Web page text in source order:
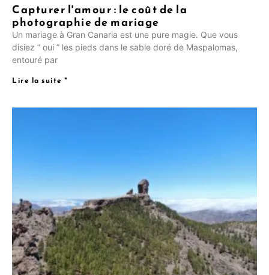
Capturer l'amour : le coût de la
photographie de mariage
Un mariage à Gran Canaria est une pure magie. Que vous
disiez “ oui ” les pieds dans le sable doré de Maspalomas,
entouré par
Lire la suite "
NL